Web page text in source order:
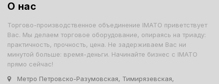
О нас
Торгово-производственное объединение IMATO приветствует
Вас. Мы делаем торговое оборудование, опираясь на триаду:
практичность, прочность, цена. Не задерживаем Вас ни
минутой больше: время-деньги. Начинайте бизнес с IMATO
прямо сейчас!
Метро Петровско-Разумовская, Тимирязевская,